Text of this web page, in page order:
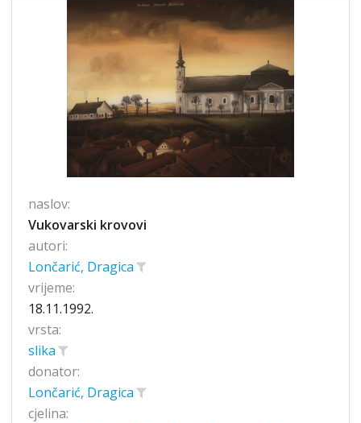
naslov:
Vukovarski krovovi
autori:
Lončarić, Dragica
vrijeme:
18.11.1992.
vrsta:
slika
donator:
Lončarić, Dragica
cjelina: